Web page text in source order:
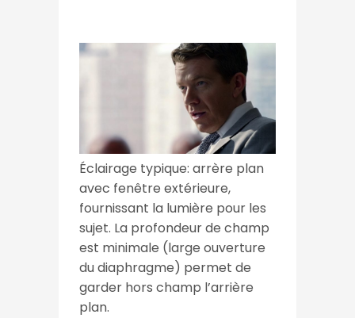
Éclairage typique: arrère plan
avec fenêtre extérieure,
fournissant la lumière pour les
sujet. La profondeur de champ
est minimale (large ouverture
du diaphragme) permet de
garder hors champ l’arrière
plan.